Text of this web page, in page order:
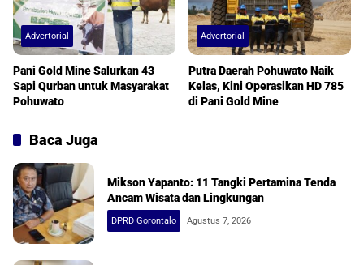
Advertorial
Pani Gold Mine Salurkan 43
Sapi Qurban untuk Masyarakat
Pohuwato
Advertorial
Putra Daerah Pohuwato Naik
Kelas, Kini Operasikan HD 785
di Pani Gold Mine
Baca Juga
Mikson Yapanto: 11 Tangki Pertamina Tenda
Ancam Wisata dan Lingkungan
DPRD Gorontalo Agustus 7, 2026